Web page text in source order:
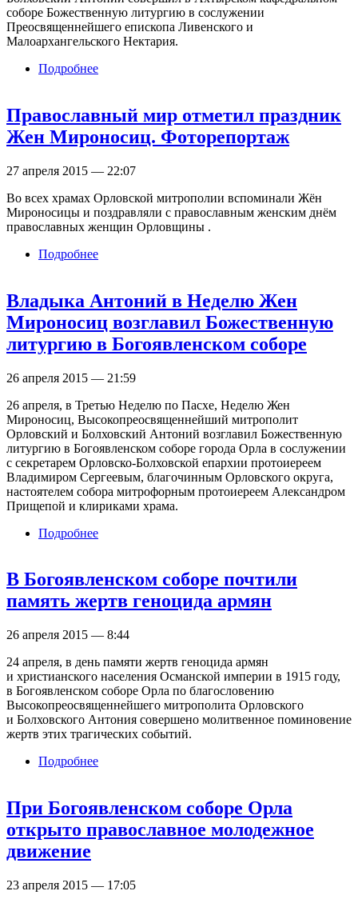
соборе Божественную литургию в сослужении
Преосвященнейшего епископа Ливенского и
Малоархангельского Нектария.
Подробнее
Православный мир отметил праздник
Жен Мироносиц. Фоторепортаж
27 апреля 2015 — 22:07
Во всех храмах Орловской митрополии вспоминали Жён
Мироносицы и поздравляли с православным женским днём
православных женщин Орловщины .
Подробнее
Владыка Антоний в Неделю Жен
Мироносиц возглавил Божественную
литургию в Богоявленском соборе
26 апреля 2015 — 21:59
26 апреля, в Третью Неделю по Пасхе, Неделю Жен
Мироносиц, Высокопреосвященнейший митрополит
Орловский и Болховский Антоний возглавил Божественную
литургию в Богоявленском соборе города Орла в сослужении
с секретарем Орловско-Болховской епархии протоиереем
Владимиром Сергеевым, благочинным Орловского округа,
настоятелем собора митрофорным протоиереем Александром
Прищепой и клириками храма.
Подробнее
В Богоявленском соборе почтили
память жертв геноцида армян
26 апреля 2015 — 8:44
24 апреля, в день памяти жертв геноцида армян
и христианского населения Османской империи в 1915 году,
в Богоявленском соборе Орла по благословению
Высокопреосвященнейшего митрополита Орловского
и Болховского Антония совершено молитвенное поминовение
жертв этих трагических событий.
Подробнее
При Богоявленском соборе Орла
открыто православное молодежное
движение
23 апреля 2015 — 17:05